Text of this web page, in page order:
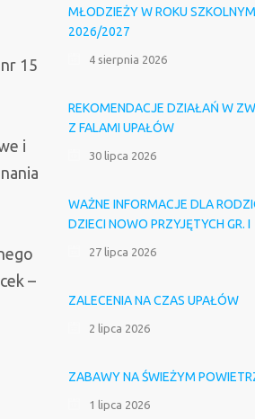
15
i
–
MŁODZIEŻY W ROKU SZKOLNYM
2026/2027
4 sierpnia 2026
REKOMENDACJE DZIAŁAŃ W
Z FALAMI UPAŁÓW
30 lipca 2026
WAŻNE INFORMACJE DLA
DZIECI NOWO PRZYJĘTYCH GR. I
27 lipca 2026
ZALECENIA NA CZAS UPAŁÓW
2 lipca 2026
ZABAWY NA ŚWIEŻYM
1 lipca 2026